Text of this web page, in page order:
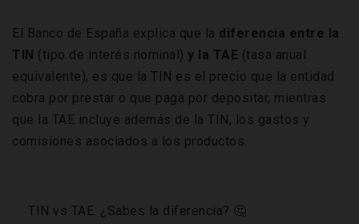
El Banco de España explica que la diferencia entre la
TIN (tipo de interés nominal) y la TAE (tasa anual
equivalente), es que la TIN es el precio que la entidad
cobra por prestar o que paga por depositar, mientras
que la TAE incluye además de la TIN, los gastos y
comisiones asociados a los productos.
TIN vs TAE. ¿Sabes la diferencia? 🤔